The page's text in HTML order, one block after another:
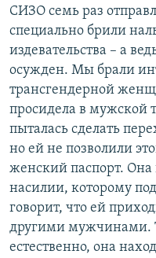
СИЗО семь раз
специально брили
издевательства – а
осужден. Мы брали
трансгендерной
просидела в мужской
пыталась сделать
но ей не позволили
женский паспорт. Она
насилии, которому
говорит, что ей
другими мужчинами.
естественно, она